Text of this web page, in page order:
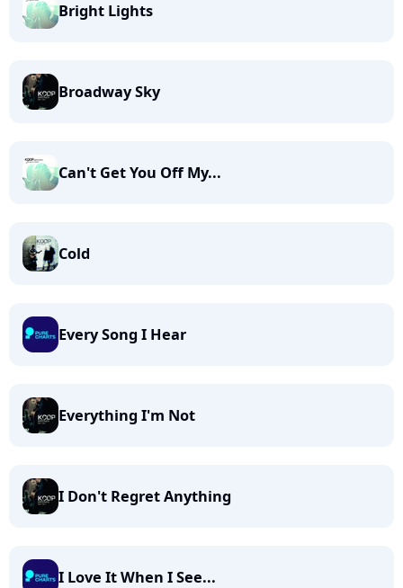
Bright Lights
Broadway Sky
Can't Get You Off My...
Cold
Every Song I Hear
Everything I'm Not
I Don't Regret Anything
I Love It When I See...